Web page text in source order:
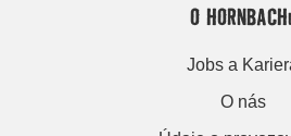
O
Jobs a
O nás